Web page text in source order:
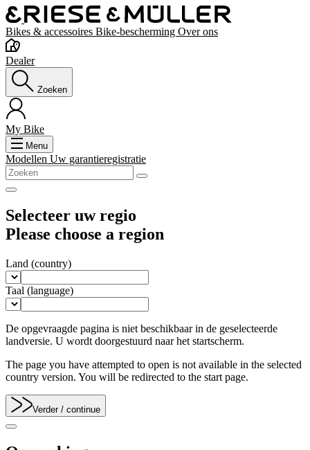
Bikes & accessoires Bike-bescherming Over ons
Dealer
Zoeken
My Bike
Menu
Modellen Uw garantieregistratie
Selecteer uw regio
Please choose a region
Land (country)
Taal (language)
De opgevraagde pagina is niet beschikbaar in de geselecteerde
landversie. U wordt doorgestuurd naar het startscherm.
The page you have attempted to open is not available in the selected
country version. You will be redirected to the start page.
Verder / continue